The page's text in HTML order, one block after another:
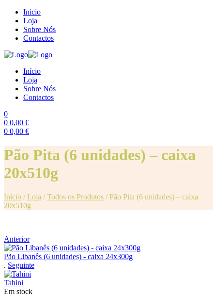
Início
Loja
Sobre Nós
Contactos
Início
Loja
Sobre Nós
Contactos
0
0 0,00 €
0 0,00 €
Pão Pita (6 unidades) – caixa
20x510g
Início /Loja /Todos os Produtos /Pão Pita (6 unidades) – caixa
20x510g
Anterior
Pão Libanês (6 unidades) - caixa 24x300g
. Seguinte
Tahini
Em stock